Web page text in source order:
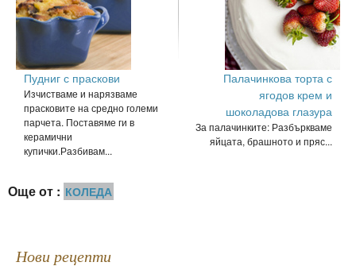
Пудниг с праскови
Изчистваме и нарязваме
прасковите на средно големи
парчета. Поставяме ги в
керамични
купички.Разбивам...
Палачинкова торта с
ягодов крем и
шоколадова глазура
За палачинките: Разбъркваме
яйцата, брашното и пряс...
Още от : КОЛЕДА
Нови рецепти